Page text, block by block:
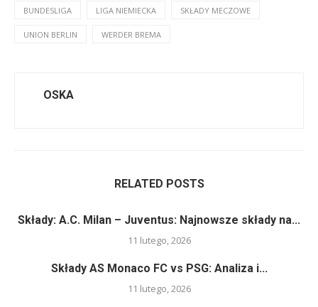
BUNDESLIGA LIGA NIEMIECKA SKŁADY MECZOWE
UNION BERLIN WERDER BREMA
OSKA
RELATED POSTS
Składy: A.C. Milan – Juventus: Najnowsze składy na...
11 lutego, 2026
Składy AS Monaco FC vs PSG: Analiza i...
11 lutego, 2026